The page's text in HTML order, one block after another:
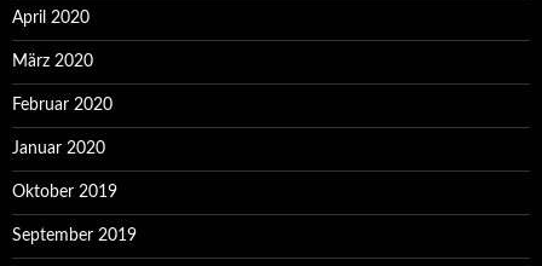
April 2020
März 2020
Februar 2020
Januar 2020
Oktober 2019
September 2019